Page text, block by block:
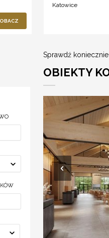
Katowice
Sprawdź
OBIEKTY